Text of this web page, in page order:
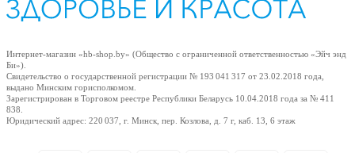
Интернет-магазин «hb-shop.by» (Общество с ограниченной ответственностью «Эйч энд
Би»).
Свидетельство о государственной регистрации № 193 041 317 от 23.02.2018 года,
выдано Минским горисполкомом.
Зарегистрирован в Торговом реестре Республики Беларусь 10.04.2018 года за № 411
838.
Юридический адрес: 220 037, г. Минск, пер. Козлова, д. 7 г, каб. 13, 6 этаж